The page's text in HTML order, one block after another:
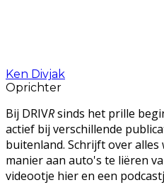
Ken Divjak
Oprichter
Bij DRIVRsinds het prille
actief bij verschillende
buitenland. Schrijft over
manier aan auto's te liëren
videootje hier en een